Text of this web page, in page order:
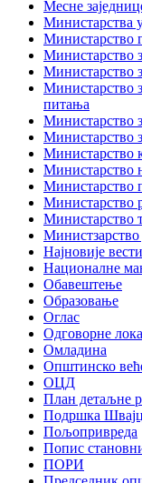
Месне
Министарства
Министарство
Министарство
Министарство
Министарство
питања
Министарство
Министарство
Министарство
Министарство
Министарство
Министарство
Министарство
Најновије вести
Националне
Обавештење
Образовање
Оглас
Одговорне
Омладина
Општинско
ОЦД
План детаљне
Подршка
Пољопривреда
Попис
ПОРИ